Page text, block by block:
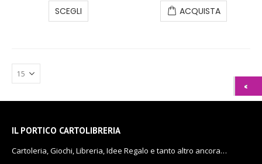
SCEGLI ACQUISTA
IL PORTICO CARTOLIBRERIA
Cartoleria, Giochi, Libreria, Idee Regalo e tanto altro ancora…